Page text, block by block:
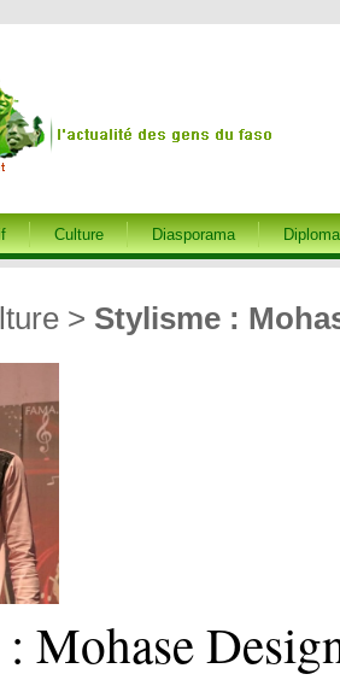
Culture Diasporama
> Stylisme :
Mohase